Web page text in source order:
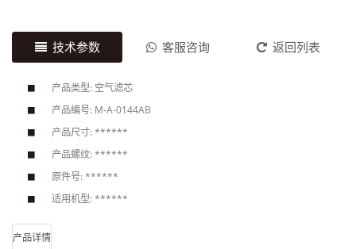
技术参数 客服咨询 返回列表
产品类型: 空气滤芯
产品编号: M-A-0144AB
产品尺寸: ******
产品螺纹: ******
原件号: ******
适用机型: ******
产品详情